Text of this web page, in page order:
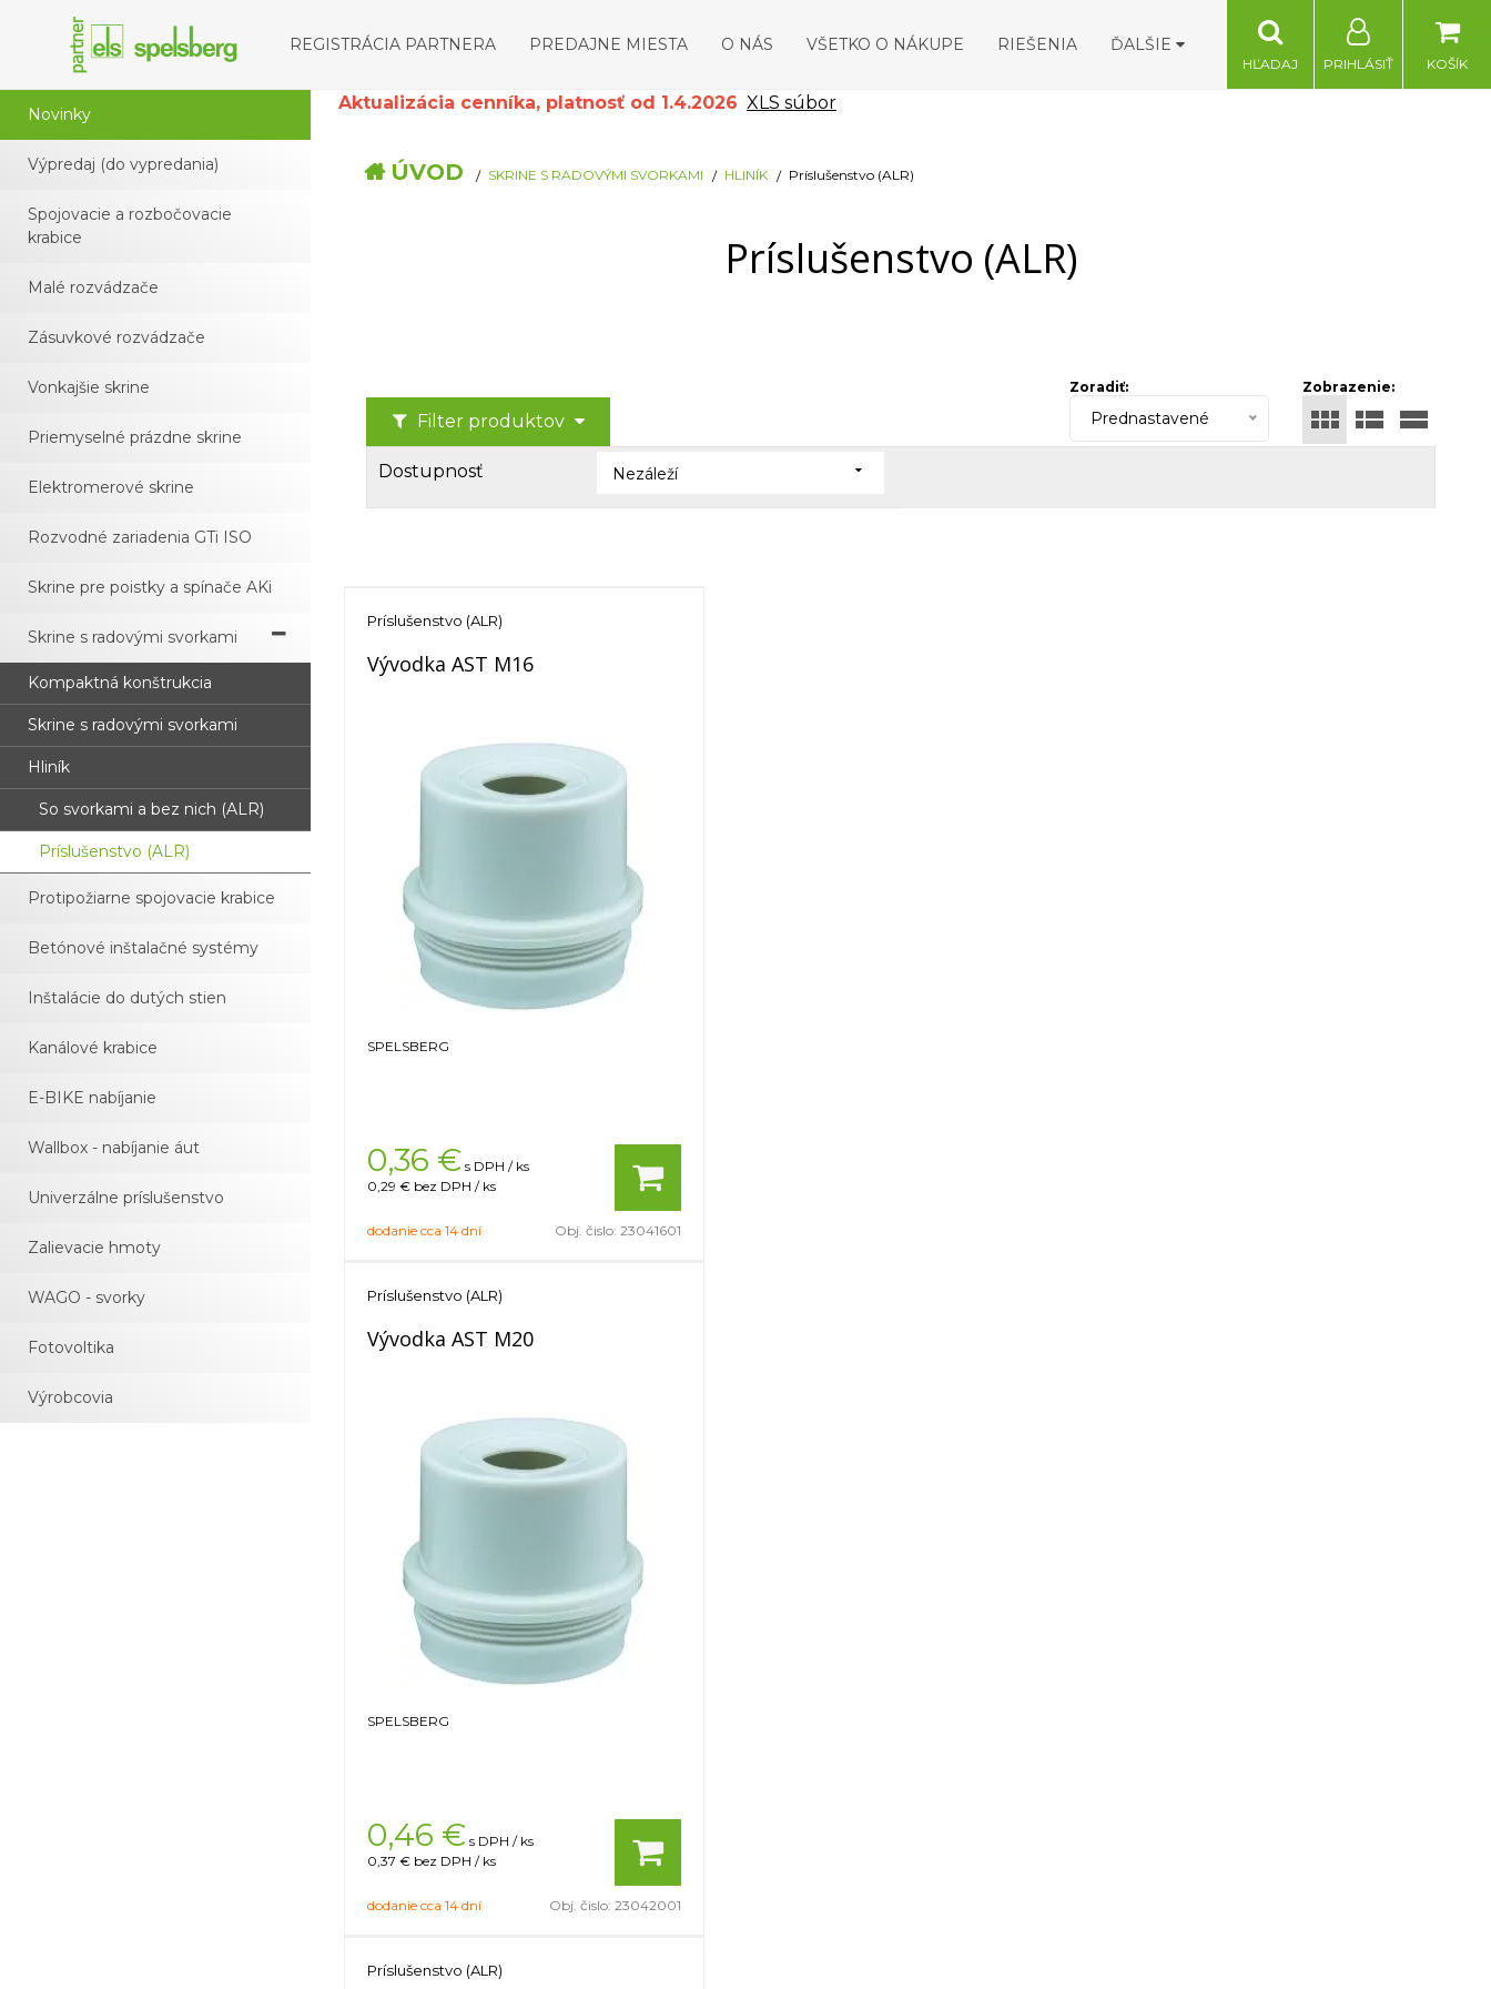
REGISTRÁCIA PARTNERA PREDAJNE MIESTA O NÁS VŠETKO O NÁKUPE RIEŠENIA ĎALŠIE
KOŠÍK
PRIHLÁSIŤ
HĽADAJ
Novinky
Výpredaj (do vypredania)
Spojovacie a rozbočovacie
krabice
Malé rozvádzače
Zásuvkové rozvádzače
Vonkajšie skrine
Priemyselné prázdne skrine
Elektromerové skrine
Rozvodné zariadenia GTi ISO
Skrine pre poistky a spínače AKi
Skrine s radovými svorkami
Kompaktná konštrukcia
Skrine s radovými svorkami
Hliník
So svorkami a bez nich (ALR)
Príslušenstvo (ALR)
Protipožiarne spojovacie krabice
Betónové inštalačné systémy
Inštalácie do dutých stien
Kanálové krabice
E-BIKE nabíjanie
Wallbox - nabíjanie áut
Univerzálne príslušenstvo
Zalievacie hmoty
WAGO - svorky
Fotovoltika
Výrobcovia
Aktualizácia cenníka, platnosť od 1.4.2026 XLS súbor
ÚVOD SKRINE S RADOVÝMI SVORKAMI HLINÍK Príslušenstvo (ALR)
Príslušenstvo (ALR)
Filter produktov
Zobrazenie:
Zoradiť:
Prednastavené
Dostupnosť Nezáleží
Príslušenstvo (ALR)
Vývodka AST M16
SPELSBERG
0,36 € s DPH / ks
0,29 € bez DPH / ks
dodanie cca 14 dní Obj. čislo: 23041601
Príslušenstvo (ALR)
Vývodka AST M20
SPELSBERG
0,46 € s DPH / ks
0,37 € bez DPH / ks
dodanie cca 14 dní Obj. čislo: 23042001
Príslušenstvo (ALR)